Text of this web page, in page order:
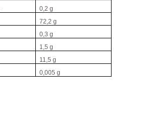
0,2 g
72,2 g
0,3 g
1,5 g
11,5 g
0,005 g